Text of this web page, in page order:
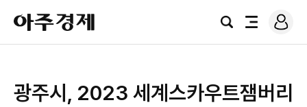
아
주
경
검
전
로
그
광주시, 2023 세계스카우트잼버리